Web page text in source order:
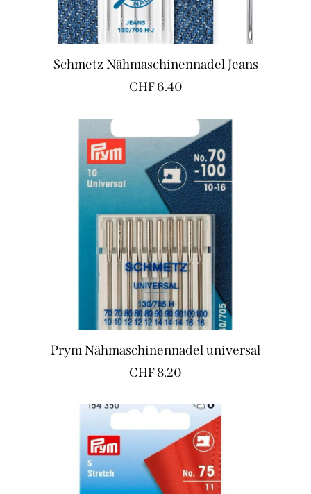
Schmetz Nähmaschinennadel Jeans
CHF6.40
Prym Nähmaschinennadel universal
CHF8.20